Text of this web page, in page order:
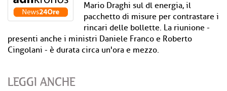
Mario Draghi sul dl energia, il
pacchetto di misure per contrastare i
rincari delle bollette. La riunione -
presenti anche i ministri Daniele Franco e Roberto
Cingolani - è durata circa un'ora e mezzo.
LEGGI ANCHE